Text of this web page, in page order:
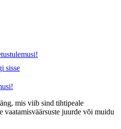
sisse
mis viib sind tihtipeale
vaatamisväärsuste juurde või muidu